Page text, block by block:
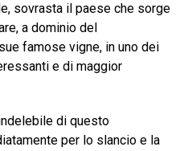
sovrasta il paese che sorge
a dominio del
famose vigne, in uno dei
e di maggior
di questo
per lo slancio e la